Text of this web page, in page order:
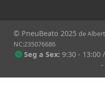
© PneuBeato 2025 de
NC:235076686
Seg a Sex: 9:30 - 13:00
-